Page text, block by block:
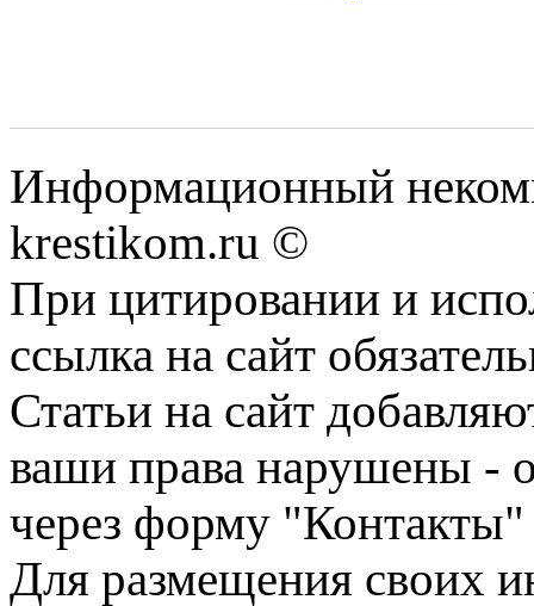
Информационный
krestikom.ru ©
При цитировании и
ссылка на сайт
Статьи на сайт
ваши права нарушены -
через форму "Контакты"
Для размещения своих